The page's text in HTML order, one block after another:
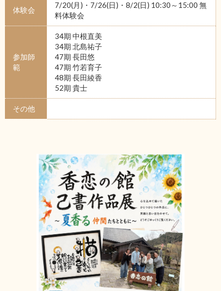
体験会
7/20(月)・7/26(日)・8/2(日) 10:30～15:00 無
料体験会
参加師
範
34期 中根直美
34期 北島祐子
47期 長田悠
47期 竹若育子
48期 長田綾香
52期 貴士
その他